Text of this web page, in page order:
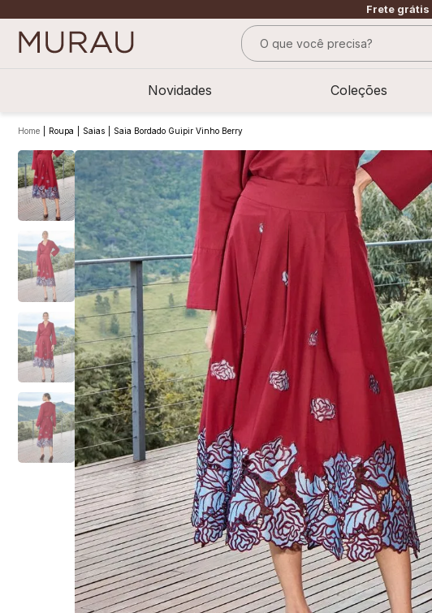
Frete grátis
O que você precisa?
Novidades Coleções
Roupa Saias Saia Bordado Guipir Vinho Berry
3º
vestido
4º
calça
5º
saia
6
top
verde
blusa
preto